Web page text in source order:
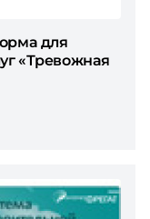
для
«Тревожная